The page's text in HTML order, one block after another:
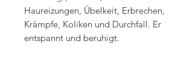
Haureizungen, Übelkeit, Erbrechen,
Krämpfe, Koliken und Durchfall. Er
entspannt und beruhigt.